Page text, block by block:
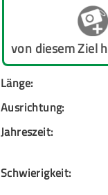
von diesem Ziel
Länge:
Ausrichtung:
Jahreszeit:
Schwierigkeit: